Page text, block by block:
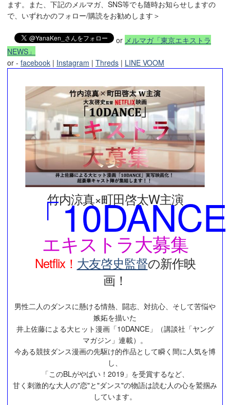
ます。また、下記のメルマガ、SNS等でも随時お知らせしますの
で、いずれかのフォロー/購読をお勧めします＞
or メルマガ「東京エキストラ
NEWS」
or - facebook | Instagram | Threds | LINE VOOM
竹内涼真×町田啓太W主演
「
エキストラ大募集
Netflix！ 大友啓史監督の新作映
画！
男性二人のダンスに懸ける情熱、闘志、対抗心、そして苦悩や
嫉妬を描いた
井上佐藤による大ヒット漫画「10DANCE」（講談社「ヤング
マガジン」連載）。
今ある競技ダンス漫画の先駆け的作品として瞬く間に人気を博
し、
「このBLがやばい！2019」を受賞するなど、
甘く刺激的な大人の"恋"と"ダンス"の物語は読む人の心を鷲掴み
しています。